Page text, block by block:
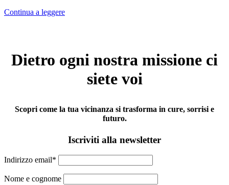
Continua a leggere
Dietro ogni nostra missione ci
siete voi
Scopri come la tua vicinanza si trasforma in cure, sorrisi e
futuro.
Iscriviti alla newsletter
Indirizzo email*
Nome e cognome